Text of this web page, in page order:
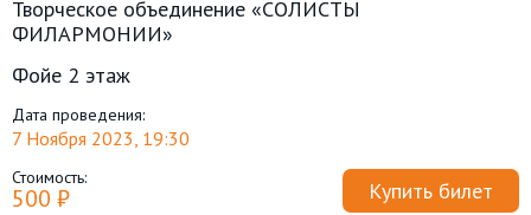
Творческое объединение «СОЛИСТЫ
ФИЛАРМОНИИ»
Фойе 2 этаж
Дата проведения:
7 Ноября 2023, 19:30
Стоимость:
500 ₽ Купить билет